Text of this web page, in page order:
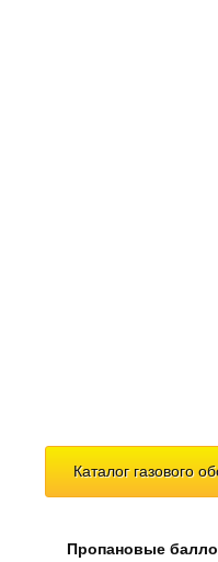
Каталог газового
Пропановые